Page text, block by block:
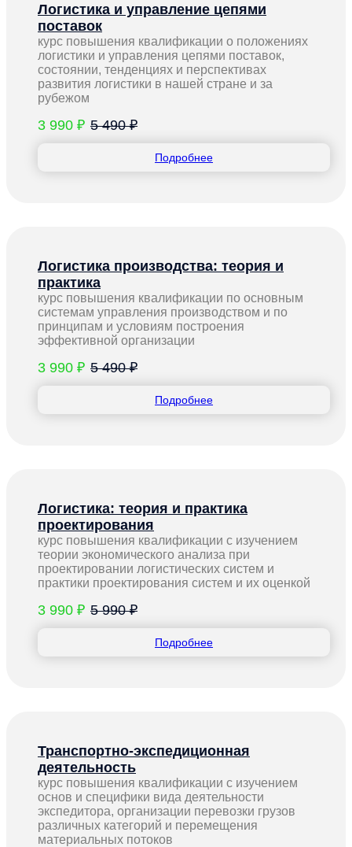
Логистика и управление цепями
поставок
курс повышения квалификации о положениях
логистики и управления цепями поставок,
состоянии, тенденциях и перспективах
развития логистики в нашей стране и за
рубежом
3 990 ₽ 5 490 ₽
Подробнее
Логистика производства: теория и
практика
курс повышения квалификации по основным
системам управления производством и по
принципам и условиям построения
эффективной организации
3 990 ₽ 5 490 ₽
Подробнее
Логистика: теория и практика
проектирования
курс повышения квалификации с изучением
теории экономического анализа при
проектировании логистических систем и
практики проектирования систем и их оценкой
3 990 ₽ 5 990 ₽
Подробнее
Транспортно-экспедиционная
деятельность
курс повышения квалификации с изучением
основ и специфики вида деятельности
экспедитора, организации перевозки грузов
различных категорий и перемещения
материальных потоков